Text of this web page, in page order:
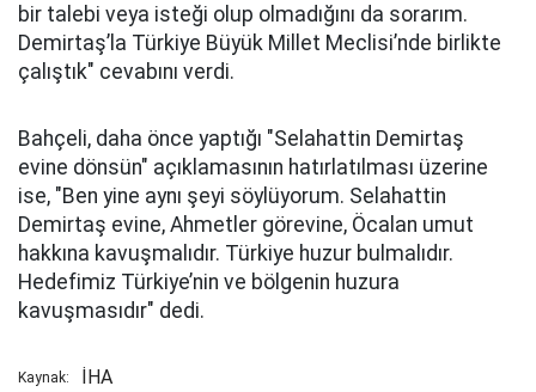
bir talebi veya isteği olup olmadığını da sorarım.
Demirtaş’la Türkiye Büyük Millet Meclisi’nde birlikte
çalıştık" cevabını verdi.
Bahçeli, daha önce yaptığı "Selahattin Demirtaş
evine dönsün" açıklamasının hatırlatılması üzerine
ise, "Ben yine aynı şeyi söylüyorum. Selahattin
Demirtaş evine, Ahmetler görevine, Öcalan umut
hakkına kavuşmalıdır. Türkiye huzur bulmalıdır.
Hedefimiz Türkiye’nin ve bölgenin huzura
kavuşmasıdır" dedi.
Kaynak: İHA